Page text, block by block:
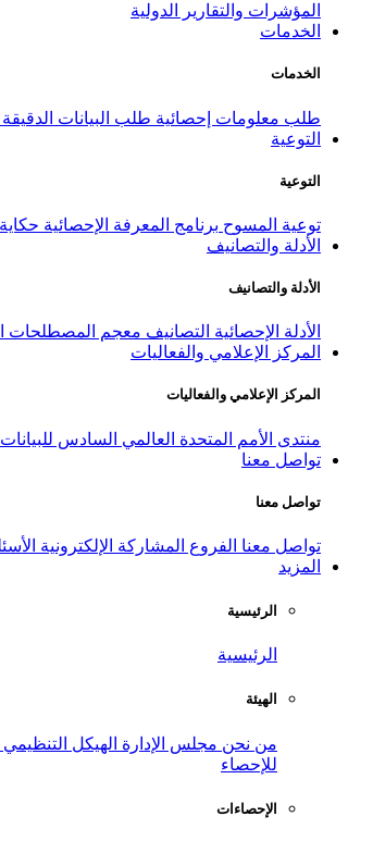
المؤشرات والتقارير الدولية
الخدمات
الخدمات
طلب معلومات إحصائية طلب البيانات الدقيقة
التوعية
التوعية
توعية المسوح برنامج المعرفة الإحصائية
الأدلة والتصانيف
الأدلة والتصانيف
الأدلة الإحصائية التصانيف معجم المصطلحات
المركز الإعلامي والفعاليات
المركز الإعلامي والفعاليات
منتدى الأمم المتحدة العالمي السادس للبيانات 2026
تواصل معنا
تواصل معنا
تواصل معنا الفروع المشاركة الإلكترونية
المزيد
الرئيسية
الرئيسية
الهيئة
من نحن مجلس الإدارة الهيكل التنظيمي
للإحصاء
الإحصاءات